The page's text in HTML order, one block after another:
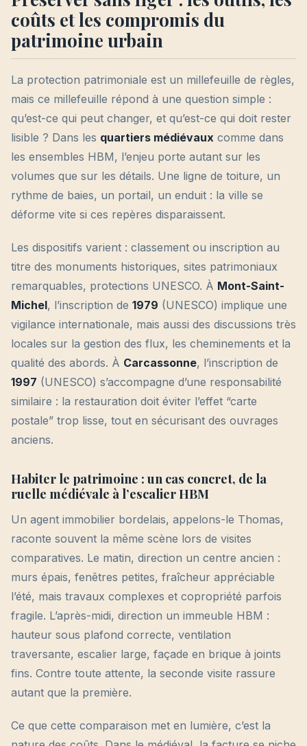
coûts et les compromis du
patrimoine urbain
La protection patrimoniale est un millefeuille de règles,
mais ce millefeuille répond à une question simple :
qu’est-ce qui peut changer, et qu’est-ce qui doit rester
lisible ? Dans les quartiers médiévaux comme dans
les ensembles HBM, l’enjeu porte autant sur les
volumes que sur les détails. Une ligne de toiture, un
rythme de baies, un portail, un enduit : la ville se
déforme vite si ces repères disparaissent.
Les dispositifs varient : classement ou inscription au
titre des monuments historiques, sites patrimoniaux
remarquables, protections UNESCO. À Mont-Saint-
Michel, l’inscription de 1979 (UNESCO) implique une
vigilance internationale, mais aussi des discussions très
locales sur la gestion des flux, les cheminements et la
qualité des abords. À Carcassonne, l’inscription de
1997 (UNESCO) s’accompagne d’une responsabilité
similaire : la restauration doit éviter l’effet “carte
postale” trop lisse, tout en sécurisant des ouvrages
anciens.
Habiter le patrimoine : un cas concret, de la
ruelle médiévale à l’escalier HBM
Un agent immobilier bordelais, appelons-le Thomas,
raconte souvent la même scène lors de visites
comparatives. Le matin, direction un centre ancien :
murs épais, fenêtres petites, fraîcheur appréciable
l’été, mais travaux complexes et copropriété parfois
fragile. L’après-midi, direction un immeuble HBM :
hauteur sous plafond correcte, ventilation
traversante, escalier large, façade en brique à joints
fins. Contre toute attente, la seconde visite rassure
autant que la première.
Ce que cette comparaison met en lumière, c’est la